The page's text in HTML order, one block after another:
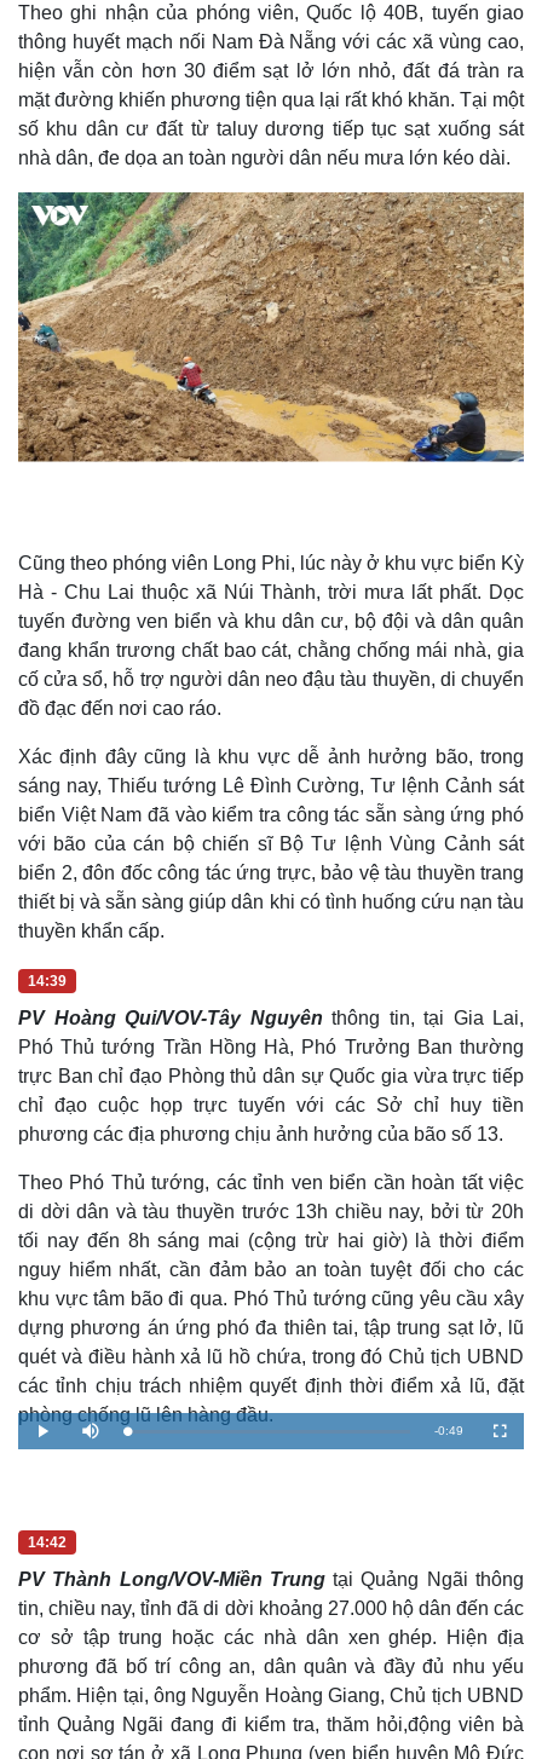
Sân khấu - Điện ảnh
Văn học
Âm nhạc
Di sản
Giải trí
Nghệ sĩ
Thời trang
Sao Việt
Theo ghi nhận của phóng viên, Quốc lộ 40B, tuyến giao
thông huyết mạch nối Nam Đà Nẵng với các xã vùng cao,
hiện vẫn còn hơn 30 điểm sạt lở lớn nhỏ, đất đá tràn ra
mặt đường khiến phương tiện qua lại rất khó khăn. Tại một
số khu dân cư đất từ taluy dương tiếp tục sạt xuống sát
nhà dân, đe dọa an toàn người dân nếu mưa lớn kéo dài.
Cũng theo phóng viên Long Phi, lúc này ở khu vực biển Kỳ
Hà - Chu Lai thuộc xã Núi Thành, trời mưa lất phất. Dọc
tuyến đường ven biển và khu dân cư, bộ đội và dân quân
đang khẩn trương chất bao cát, chằng chống mái nhà, gia
cố cửa sổ, hỗ trợ người dân neo đậu tàu thuyền, di chuyển
đồ đạc đến nơi cao ráo.
Xác định đây cũng là khu vực dễ ảnh hưởng bão, trong
sáng nay, Thiếu tướng Lê Đình Cường, Tư lệnh Cảnh sát
biển Việt Nam đã vào kiểm tra công tác sẵn sàng ứng phó
với bão của cán bộ chiến sĩ Bộ Tư lệnh Vùng Cảnh sát
biển 2, đôn đốc công tác ứng trực, bảo vệ tàu thuyền trang
thiết bị và sẵn sàng giúp dân khi có tình huống cứu nạn tàu
thuyền khẩn cấp.
14:39
PV Hoàng Qui/VOV-Tây Nguyên thông tin, tại Gia Lai,
Phó Thủ tướng Trần Hồng Hà, Phó Trưởng Ban thường
trực Ban chỉ đạo Phòng thủ dân sự Quốc gia vừa trực tiếp
chỉ đạo cuộc họp trực tuyến với các Sở chỉ huy tiền
phương các địa phương chịu ảnh hưởng của bão số 13.
Theo Phó Thủ tướng, các tỉnh ven biển cần hoàn tất việc
di dời dân và tàu thuyền trước 13h chiều nay, bởi từ 20h
tối nay đến 8h sáng mai (cộng trừ hai giờ) là thời điểm
nguy hiểm nhất, cần đảm bảo an toàn tuyệt đối cho các
khu vực tâm bão đi qua. Phó Thủ tướng cũng yêu cầu xây
dựng phương án ứng phó đa thiên tai, tập trung sạt lở, lũ
quét và điều hành xả lũ hồ chứa, trong đó Chủ tịch UBND
các tỉnh chịu trách nhiệm quyết định thời điểm xả lũ, đặt
phòng chống lũ lên hàng đầu.
P
l
M
u
L
o
R
i
n
i
g
-0:49
F
u
14:42
PV Thành Long/VOV-Miền Trungtại Quảng Ngãi thông
tin, chiều nay, tỉnh đã di dời khoảng 27.000 hộ dân đến các
cơ sở tập trung hoặc các nhà dân xen ghép. Hiện địa
phương đã bố trí công an, dân quân và đầy đủ nhu yếu
phẩm. Hiện tại, ông Nguyễn Hoàng Giang, Chủ tịch UBND
tỉnh Quảng Ngãi đang đi kiểm tra, thăm hỏi,động viên bà
con nơi sơ tán ở xã Long Phụng (ven biển huyện Mộ Đức